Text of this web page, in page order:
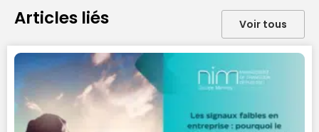
Articles liés Voir tous